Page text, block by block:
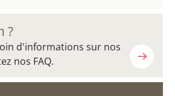
?
d'informations sur nos
nos FAQ.